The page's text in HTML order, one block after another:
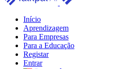
Início
Aprendizagem
Para Empresas
Para a Educação
Registar
Entrar